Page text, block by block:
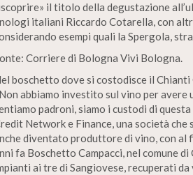
il titolo della degustazione
italiani Riccardo Cotarella, con
esempi quali la Spergola,
Corriere di Bologna Vivi Bologna.
boschetto dove si costodisce il Chianti
abbiamo investito sul vino per
padroni, siamo i custodi di
Network e Finance, una società
diventato produttore di vino, con al
fa Boschetto Campacci, nel comune
ai tre di Sangiovese, recuperati da